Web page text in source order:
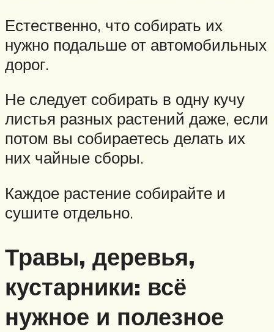
Естественно, что собирать их
нужно подальше от автомобильных
дорог.
Не следует собирать в одну кучу
листья разных растений даже, если
потом вы собираетесь делать их
них чайные сборы.
Каждое растение собирайте и
сушите отдельно.
Травы, деревья,
кустарники: всё
нужное и полезное